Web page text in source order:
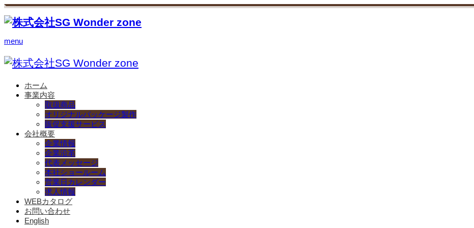
menu
ホーム
事業内容
取扱商品
オリジナルパッケージ製作
販促支援サービス
会社概要
企業情報
企業沿革
代表メッセージ
本社ショールーム
営業日カレンダー
求人情報
WEBカタログ
お問い合わせ
English